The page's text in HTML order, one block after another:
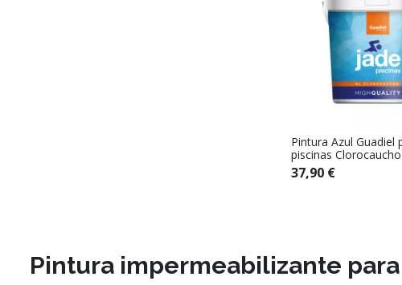
Pintura Azul Guadiel
piscinas Clorocaucho
37,90 €
Pintura impermeabilizante